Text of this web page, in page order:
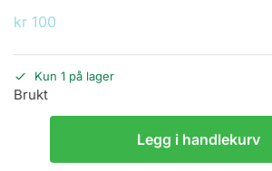
kr 100
Kun 1 på lager
Brukt
Legg i handlekurv